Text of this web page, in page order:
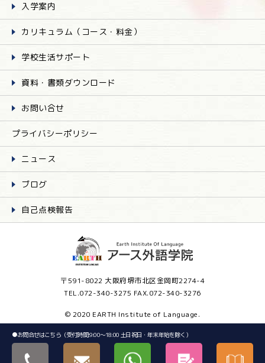
入学案内
カリキュラム（コース・料金）
学校生活サポート
資料・書類ダウンロード
お問い合せ
プライバシーポリシー
ニュース
ブログ
自己点検報告
〒591-8022 大阪府堺市北区金岡町2274-4
TEL.072-340-3275 FAX.072-340-3276
© 2020 EARTH Institute of Language.
●お問合せはこちら（受付時間:9:00～18:00 土日祝日・年末年始を除く）